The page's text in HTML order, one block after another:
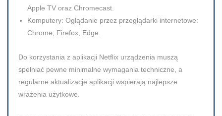
Apple TV oraz Chromecast.
Komputery: Oglądanie przez przeglądarki internetowe:
Chrome, Firefox, Edge.
Do korzystania z aplikacji Netflix urządzenia muszą
spełniać pewne minimalne wymagania techniczne, a
regularne aktualizacje aplikacji wspierają najlepsze
wrażenia użytkowe.